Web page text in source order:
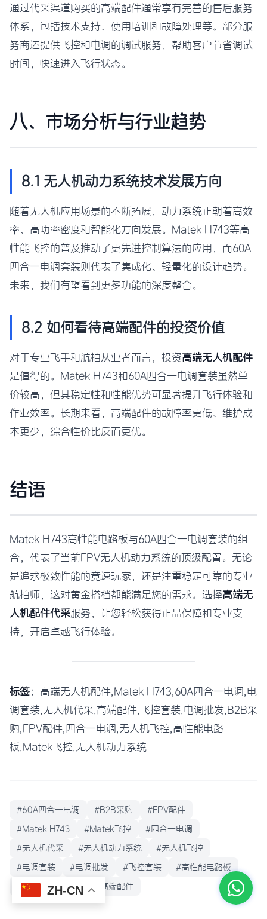
通过代采渠道购买的高端配件通常享有完善的售后服务
体系，包括技术支持、使用培训和故障处理等。部分服
务商还提供飞控和电调的调试服务，帮助客户节省调试
时间，快速进入飞行状态。
八、市场分析与行业趋势
8.1 无人机动力系统技术发展方向
随着无人机应用场景的不断拓展，动力系统正朝着高效
率、高功率密度和智能化方向发展。Matek H743等高
性能飞控的普及推动了更先进控制算法的应用，而60A
四合一电调套装则代表了集成化、轻量化的设计趋势。
未来，我们有望看到更多功能的深度整合。
8.2 如何看待高端配件的投资价值
对于专业飞手和航拍从业者而言，投资高端无人机配件
是值得的。Matek H743和60A四合一电调套装虽然单
价较高，但其稳定性和性能优势可显著提升飞行体验和
作业效率。长期来看，高端配件的故障率更低、维护成
本更少，综合性价比反而更优。
结语
Matek H743高性能电路板与60A四合一电调套装的组
合，代表了当前FPV无人机动力系统的顶级配置。无论
是追求极致性能的竞速玩家，还是注重稳定可靠的专业
航拍师，这对黄金搭档都能满足您的需求。选择高端无
人机配件代采服务，让您轻松获得正品保障和专业支
持，开启卓越飞行体验。
标签：高端无人机配件,Matek H743,60A四合一电调,电
调套装,无人机代采,高端配件,飞控套装,电调批发,B2B采
购,FPV配件,四合一电调,无人机飞控,高性能电路
板,Matek飞控,无人机动力系统
#60A四合一电调 #B2B采购
#FPV配件
#Matek H743
#Matek飞控
#四合一电调
#无人机代采
#无人机动力系统
#无人机飞控
#电调套装
#电调批发 #飞控套装
#高性能电路板
#高端无人机配件
#高端配件
ZH-CN